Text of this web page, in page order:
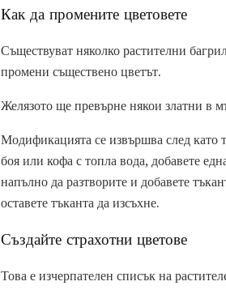
Как да промените цветовете
Съществуват няколко растителни
промени съществено цветът.
Желязото ще превърне някои златни в
Модификацията се извършва след като
боя или кофа с топла вода, добавете
напълно да разтворите и добавете
оставете тъканта да изсъхне.
Създайте страхотни цветове
Това е изчерпателен списък на